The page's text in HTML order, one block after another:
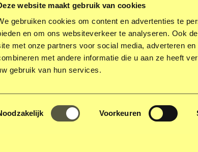
website maakt gebruik van cookies
gebruiken cookies om content en advertenties te
en om ons websiteverkeer te analyseren. Ook
met onze partners voor social media, adverteren
met andere informatie die u aan ze heeft
gebruik van hun services.
Toestemmingsselectie
Voorkeuren
tot de
beton
mezelf, maar